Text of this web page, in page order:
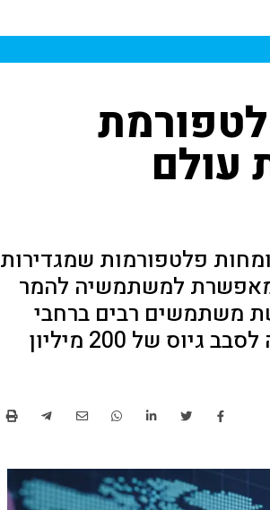
עולם
פלטפורמות שמגדירות
למשתמשיה להמר
משתמשים רבים ברחבי
העולם ולאחרונה החלו גם דיווחים על יציאתה לסבב גיוס של 200 מיליון